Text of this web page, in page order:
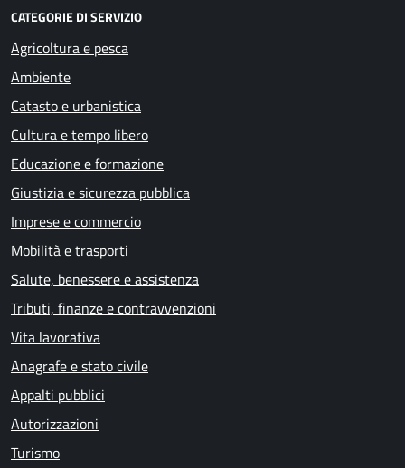
CATEGORIE DI SERVIZIO
Agricoltura e pesca
Ambiente
Catasto e urbanistica
Cultura e tempo libero
Educazione e formazione
Giustizia e sicurezza pubblica
Imprese e commercio
Mobilità e trasporti
Salute, benessere e assistenza
Tributi, finanze e contravvenzioni
Vita lavorativa
Anagrafe e stato civile
Appalti pubblici
Autorizzazioni
Turismo